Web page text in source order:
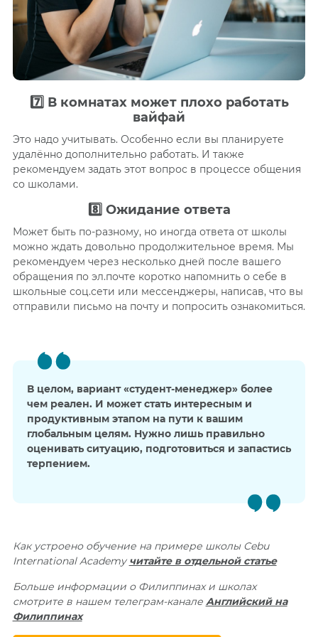
7️⃣ В комнатах может плохо работать
вайфай
Это надо учитывать. Особенно если вы планируете
удалённо дополнительно работать. И также
рекомендуем задать этот вопрос в процессе общения
со школами.
8️⃣ Ожидание ответа
Может быть по-разному, но иногда ответа от школы
можно ждать довольно продолжительное время. Мы
рекомендуем через несколько дней после вашего
обращения по эл.почте коротко напомнить о себе в
школьные соц.сети или мессенджеры, написав, что вы
отправили письмо на почту и попросить ознакомиться.
В целом, вариант «студент-менеджер» более
чем реален. И может стать интересным и
продуктивным этапом на пути к вашим
глобальным целям. Нужно лишь правильно
оценивать ситуацию, подготовиться и запастись
терпением.
Как устроено обучение на примере школы Cebu
International Academy читайте в отдельной статье
Больше информации о Филиппинах и школах
смотрите в нашем телеграм-канале Английский на
Филиппинах